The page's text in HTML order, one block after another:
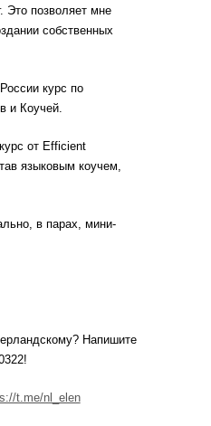
Это позволяет мне
собственных
курс по
и Коучей.
от Efficient
языковым коучем,
в парах, мини-
Напишите
t.me/nl_elen